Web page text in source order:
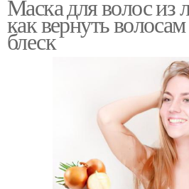
Маска для волос из
как вернуть
блеск